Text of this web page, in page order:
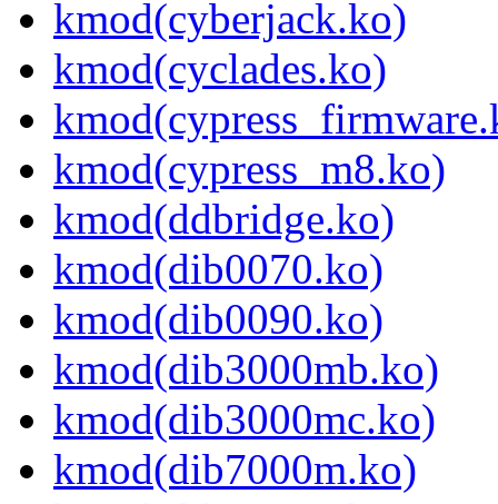
kmod(cyberjack.ko)
kmod(cyclades.ko)
kmod(cypress_m8.ko)
kmod(ddbridge.ko)
kmod(dib0070.ko)
kmod(dib0090.ko)
kmod(dib3000mb.ko)
kmod(dib3000mc.ko)
kmod(dib7000m.ko)